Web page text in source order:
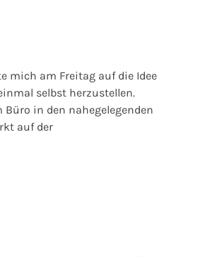
mich am Freitag auf die Idee
selbst herzustellen.
in den nahegelegenden
auf der